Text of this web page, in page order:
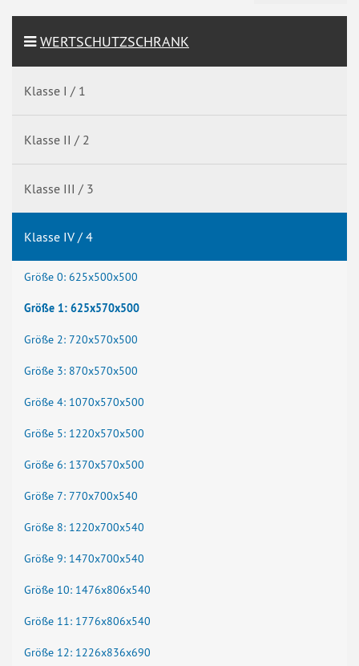
WERTSCHUTZSCHRANK
Klasse I / 1
Klasse II / 2
Klasse III / 3
Klasse IV / 4
Größe 0: 625x500x500
Größe 1: 625x570x500
Größe 2: 720x570x500
Größe 3: 870x570x500
Größe 4: 1070x570x500
Größe 5: 1220x570x500
Größe 6: 1370x570x500
Größe 7: 770x700x540
Größe 8: 1220x700x540
Größe 9: 1470x700x540
Größe 10: 1476x806x540
Größe 11: 1776x806x540
Größe 12: 1226x836x690